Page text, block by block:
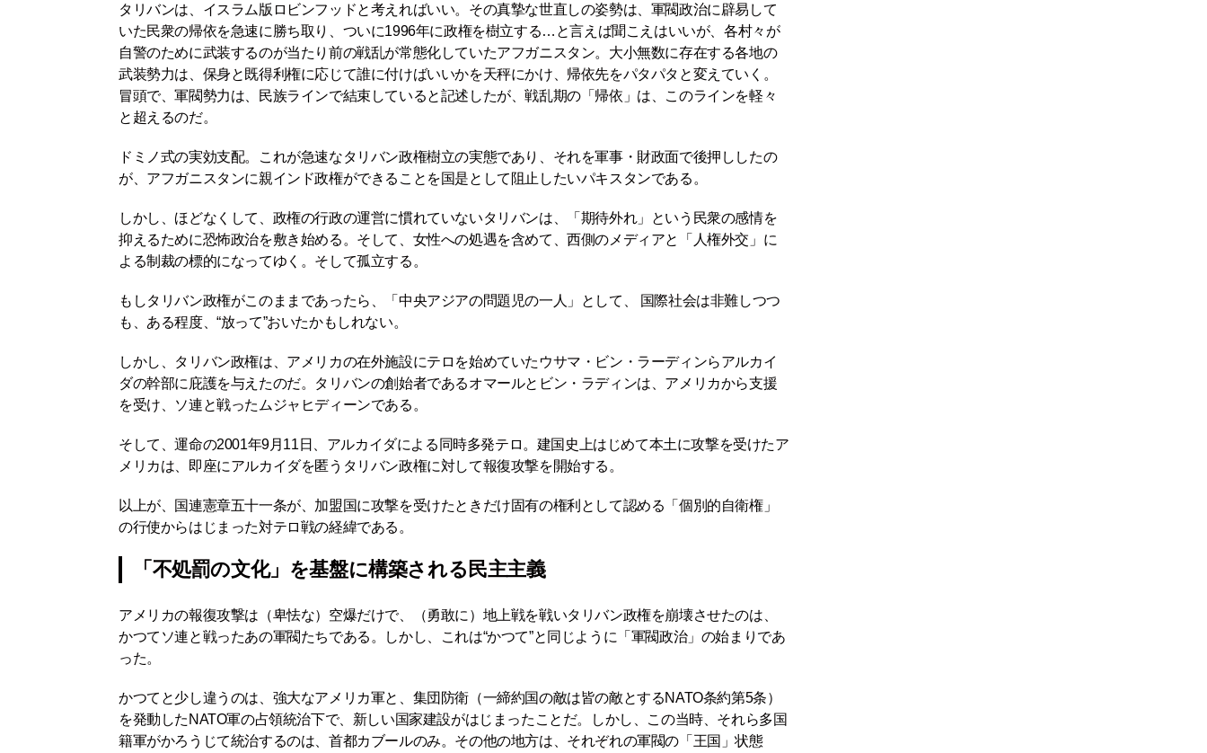
タリバンは、イスラム版ロビンフッドと考えればいい。その真摯な世直しの姿勢は、軍閥政治に辟易して
いた民衆の帰依を急速に勝ち取り、ついに1996年に政権を樹立する…と言えば聞こえはいいが、各村々が
自警のために武装するのが当たり前の戦乱が常態化していたアフガニスタン。大小無数に存在する各地の
武装勢力は、保⾝と既得利権に応じて誰に付けばいいかを天秤にかけ、帰依先をパタパタと変えていく。
冒頭で、軍閥勢力は、民族ラインで結束していると記述したが、戦乱期の「帰依」は、このラインを軽々
と超えるのだ。
ドミノ式の実効支配。これが急速なタリバン政権樹立の実態であり、それを軍事・財政面で後押ししたの
が、アフガニスタンに親インド政権ができることを国是として阻止したいパキスタンである。
しかし、ほどなくして、政権の行政の運営に慣れていないタリバンは、「期待外れ」という民衆の感情を
抑えるために恐怖政治を敷き始める。そして、女性への処遇を含めて、西側のメディアと「人権外交」に
よる制裁の標的になってゆく。そして孤立する。
もしタリバン政権がこのままであったら、「中央アジアの問題児の一人」として、 国際社会は非難しつつ
も、ある程度、“放って”おいたかもしれない。
しかし、タリバン政権は、アメリカの在外施設にテロを始めていたウサマ・ビン・ラーディンらアルカイ
ダの幹部に庇護を与えたのだ。タリバンの創始者であるオマールとビン・ラディンは、アメリカから支援
を受け、ソ連と戦ったムジャヒディーンである。
そして、運命の2001年9月11日、アルカイダによる同時多発テロ。建国史上はじめて本土に攻撃を受けたア
メリカは、即座にアルカイダを匿うタリバン政権に対して報復攻撃を開始する。
以上が、国連憲章五十一条が、加盟国に攻撃を受けたときだけ固有の権利として認める「個別的自衛権」
の行使からはじまった対テロ戦の経緯である。
「不処罰の文化」を基盤に構築される民主主義
アメリカの報復攻撃は（卑怯な）空爆だけで、（勇敢に）地上戦を戦いタリバン政権を崩壊させたのは、
かつてソ連と戦ったあの軍閥たちである。しかし、これは“かつて”と同じように「軍閥政治」の始まりであ
った。
かつてと少し違うのは、強大なアメリカ軍と、集団防衛（一締約国の敵は皆の敵とするNATO条約第5条）
を発動したNATO軍の占領統治下で、新しい国家建設がはじまったことだ。しかし、この当時、それら多国
籍軍がかろうじて統治するのは、首都カブールのみ。その他の地方は、それぞれの軍閥の「王国」状態